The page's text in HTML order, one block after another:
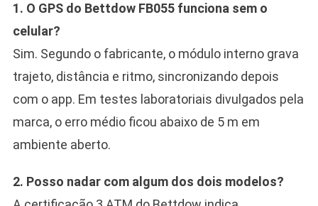
1. O GPS do Bettdow FB055 funciona sem o
celular?
Sim. Segundo o fabricante, o módulo interno grava
trajeto, distância e ritmo, sincronizando depois
com o app. Em testes laboratoriais divulgados pela
marca, o erro médio ficou abaixo de 5 m em
ambiente aberto.
2. Posso nadar com algum dos dois modelos?